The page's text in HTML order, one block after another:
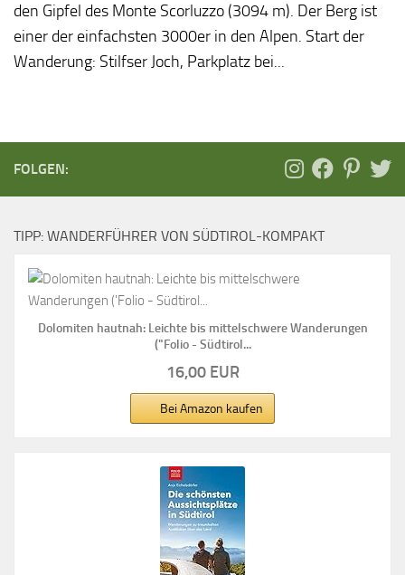
den Gipfel des Monte Scorluzzo (3094 m). Der Berg ist
einer der einfachsten 3000er in den Alpen. Start der
Wanderung: Stilfser Joch, Parkplatz bei...
FOLGEN:
TIPP: WANDERFÜHRER VON SÜDTIROL-KOMPAKT
Dolomiten hautnah: Leichte bis mittelschwere Wanderungen
("Folio - Südtirol...
16,00 EUR
Bei Amazon kaufen